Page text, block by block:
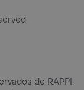
de RAPPI.